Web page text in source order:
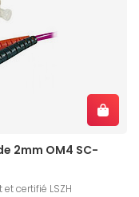
2mm OM4 SC-
certifié LSZH